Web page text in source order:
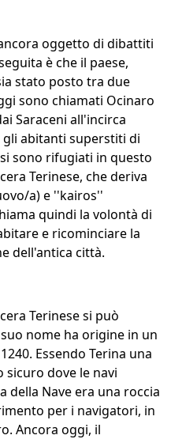
oggetto di dibattiti
è che il paese,
stato posto tra due
sono chiamati Ocinaro
Saraceni all'incirca
abitanti superstiti di
sono rifugiati in questo
Terinese, che deriva
a) e ''kairos''
quindi la volontà di
e ricominciare la
dell'antica città.
Terinese si può
nome ha origine in un
Essendo Terina una
dove le navi
della Nave era una roccia
per i navigatori, in
Ancora oggi, il